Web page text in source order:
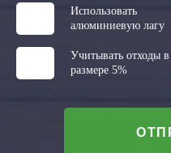
Использовать
алюминиевую лагу
Учитывать отходы в
размере 5%